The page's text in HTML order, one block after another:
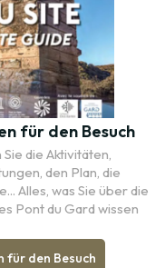
für den Besuch
die Aktivitäten,
den Plan, die
Alles, was Sie über die
Pont du Gard wissen
für den Besuch